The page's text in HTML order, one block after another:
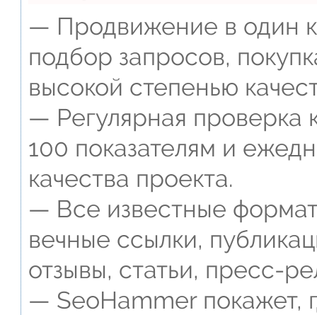
— Продвижение в один
подбор запросов,
высокой степенью
— Регулярная проверка
100 показателям и
качества проекта.
— Все известные
вечные ссылки,
отзывы, статьи, пресс-
— SeoHammer покажет,